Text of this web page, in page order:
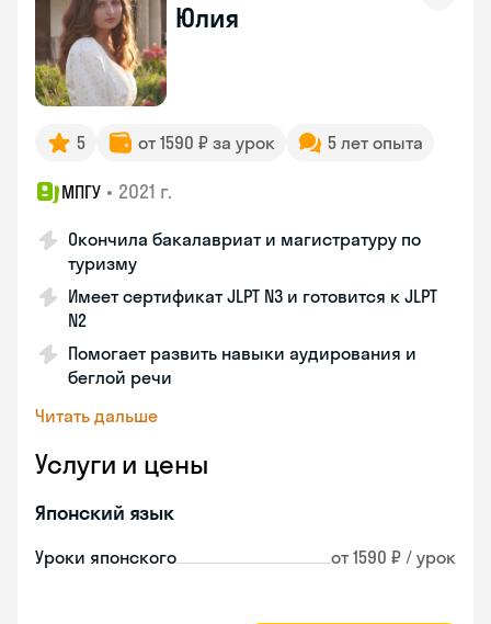
Юлия
5 от 1590 ₽ за урок 5 лет опыта
МПГУ • 2021 г.
Окончила бакалавриат и магистратуру по
туризму
Имеет сертификат JLPT N3 и готовится к JLPT
N2
Помогает развить навыки аудирования и
беглой речи
Читать дальше
Услуги и цены
Японский язык
Уроки японского от 1590 ₽ / урок